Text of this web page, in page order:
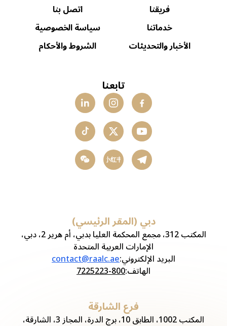
فريقنا
خدماتنا
الأخبار والتحديثات
اتصل بنا
سياسة الخصوصية
الشروط والأحكام
تابعنا
小红书
دبي (المقر الرئيسي)
المكتب 312، مجمع المحكمة العليا بدبي، أم هرير 2، دبي،
الإمارات العربية المتحدة
البريد الإلكتروني:
contact@raalc.ae
الهاتف:
800-7225223
فرع الشارقة
المكتب 1002، الطابق 10، برج الدرة، المجاز 3، الشارقة،